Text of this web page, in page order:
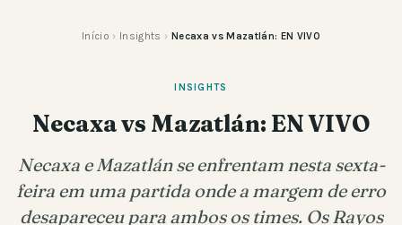
Início › Insights › Necaxa vs Mazatlán: EN VIVO
INSIGHTS
Necaxa vs Mazatlán: EN VIVO
Necaxa e Mazatlán se enfrentam nesta sexta-
feira em uma partida onde a margem de erro
desapareceu para ambos os times. Os Rayos